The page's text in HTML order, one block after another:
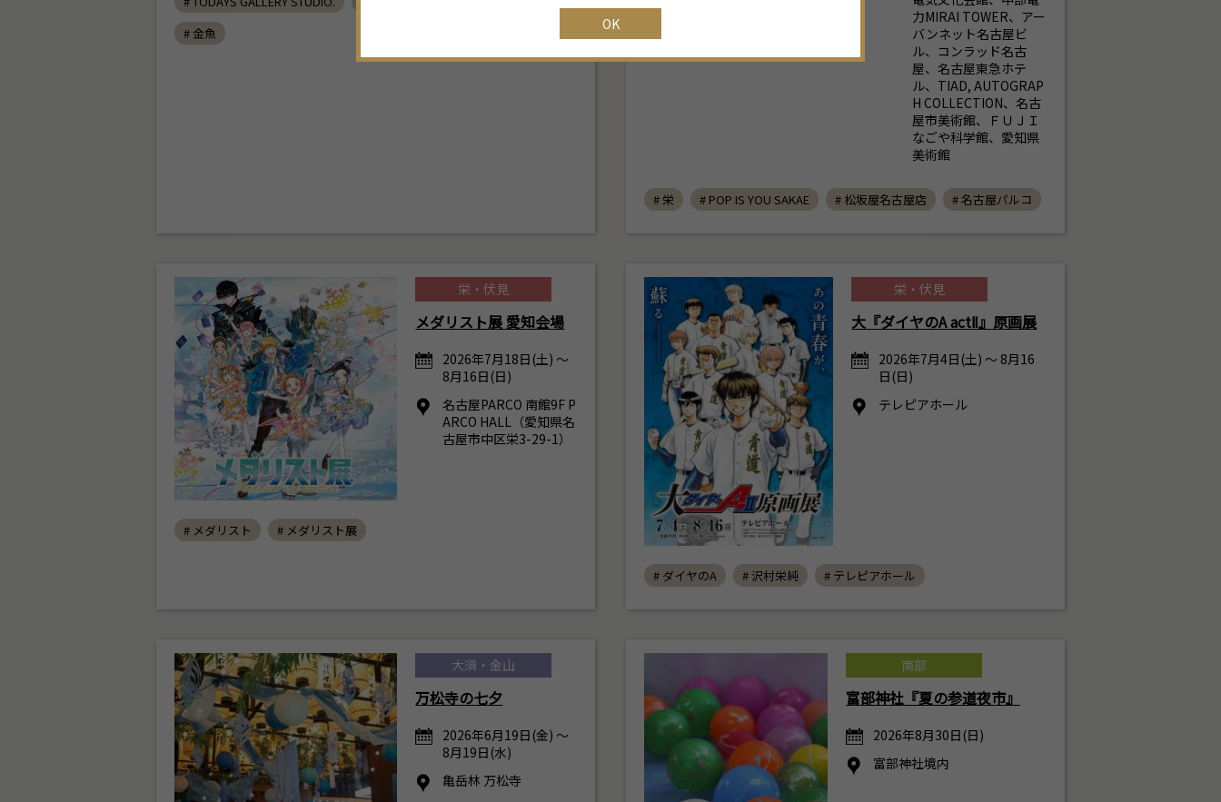
21 22 23 24
1
18 19 20
23 24 25 26 27 28 29
22 23 24
27 29 30 1
# 金魚
力MIRAI TOWER、アー
バンネット名古屋ビ
ル、コンラッド名古
屋、名古屋東急ホテ
ル、TIAD, AUTOGRAP
H COLLECTION、名古
屋市美術館、ＦＵＪＩ
なごや科学館、愛知県
美術館
# 栄 # POP IS YOU SAKAE # 松坂屋名古屋店 # 名古屋パルコ
栄・伏見
メダリスト展 愛知会場
2026年7月18日(土) ～
8月16日(日)
名古屋PARCO 南館9F P
ARCO HALL（愛知県名
古屋市中区栄3-29-1）
# メダリスト # メダリスト展
栄・伏見
大『ダイヤのA actⅡ』原画展
2026年7月4日(土) ～ 8月16
日(日)
テレピアホール
# ダイヤのA # 沢村栄純 # テレピアホール
大須・金山
万松寺の七夕
2026年6月19日(金) ～
8月19日(水)
亀岳林 万松寺
南部
富部神社『夏の参道夜市』
2026年8月30日(日)
富部神社境内
OK